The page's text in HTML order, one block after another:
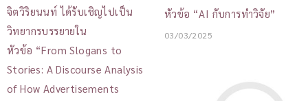
จิตวิริยนนท์ ได้รับเชิญไปเป็น
วิทยากรบรรยายใน
หัวข้อ “From Slogans to
Stories: A Discourse Analysis
of How Advertisements
หัวข้อ “AI กับการทำวิจัย”
03/03/2025